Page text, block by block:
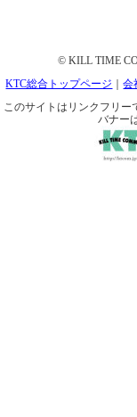
© KILL TIME
KTC総合トップページ
｜会
このサイトはリンクフリー
バナー